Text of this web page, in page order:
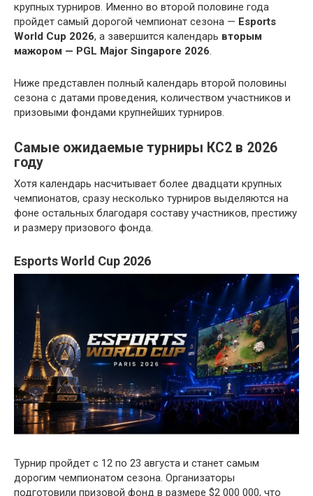
крупных турниров. Именно во второй половине года
пройдет самый дорогой чемпионат сезона — Esports
World Cup 2026, а завершится календарь вторым
мажором — PGL Major Singapore 2026.
Ниже представлен полный календарь второй половины
сезона с датами проведения, количеством участников и
призовыми фондами крупнейших турниров.
Самые ожидаемые турниры КС2 в 2026
году
Хотя календарь насчитывает более двадцати крупных
чемпионатов, сразу несколько турниров выделяются на
фоне остальных благодаря составу участников, престижу
и размеру призового фонда.
Esports World Cup 2026
Турнир пройдет с 12 по 23 августа и станет самым
дорогим чемпионатом сезона. Организаторы
подготовили призовой фонд в размере $2 000 000, что